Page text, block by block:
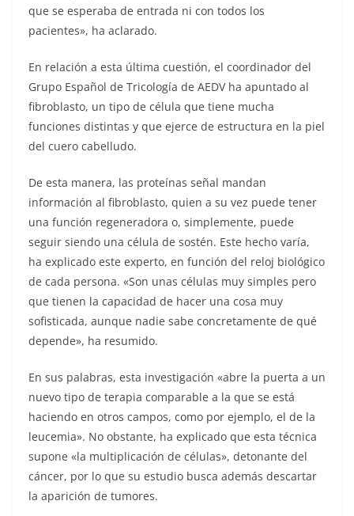
que se esperaba de entrada ni con todos los
pacientes», ha aclarado.
En relación a esta última cuestión, el coordinador del
Grupo Español de Tricología de AEDV ha apuntado al
fibroblasto, un tipo de célula que tiene mucha
funciones distintas y que ejerce de estructura en la piel
del cuero cabelludo.
De esta manera, las proteínas señal mandan
información al fibroblasto, quien a su vez puede tener
una función regeneradora o, simplemente, puede
seguir siendo una célula de sostén. Este hecho varía,
ha explicado este experto, en función del reloj biológico
de cada persona. «Son unas células muy simples pero
que tienen la capacidad de hacer una cosa muy
sofisticada, aunque nadie sabe concretamente de qué
depende», ha resumido.
En sus palabras, esta investigación «abre la puerta a un
nuevo tipo de terapia comparable a la que se está
haciendo en otros campos, como por ejemplo, el de la
leucemia». No obstante, ha explicado que esta técnica
supone «la multiplicación de células», detonante del
cáncer, por lo que su estudio busca además descartar
la aparición de tumores.